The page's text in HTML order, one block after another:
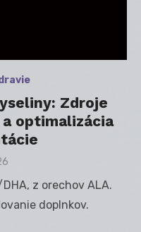
Zdroje
optimalizácia
z orechov ALA.
doplnkov.